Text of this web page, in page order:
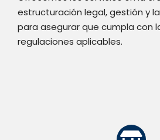
estructuración legal, gestión y
para asegurar que cumpla con
regulaciones aplicables.